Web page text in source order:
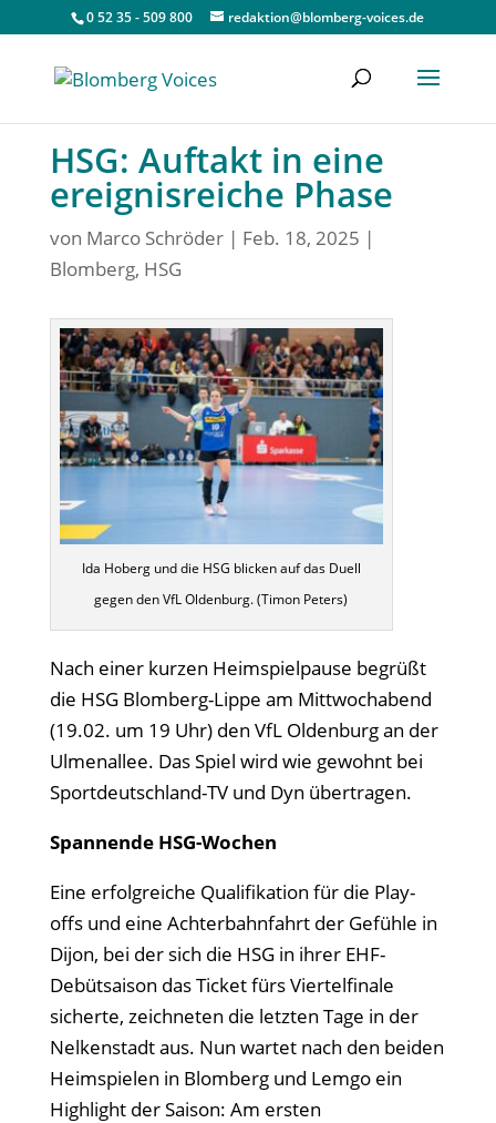
0 52 35 - 509 800 redaktion@blomberg-voices.de
HSG: Auftakt in eine
ereignisreiche Phase
von Marco Schröder| Feb. 18, 2025 |
Blomberg, HSG
Ida Hoberg und die HSG blicken auf das Duell
gegen den VfL Oldenburg. (Timon Peters)
Nach einer kurzen Heimspielpause begrüßt
die HSG Blomberg-Lippe am Mittwochabend
(19.02. um 19 Uhr) den VfL Oldenburg an der
Ulmenallee. Das Spiel wird wie gewohnt bei
Sportdeutschland-TV und Dyn übertragen.
Spannende HSG-Wochen
Eine erfolgreiche Qualifikation für die Play-
offs und eine Achterbahnfahrt der Gefühle in
Dijon, bei der sich die HSG in ihrer EHF-
Debütsaison das Ticket fürs Viertelfinale
sicherte, zeichneten die letzten Tage in der
Nelkenstadt aus. Nun wartet nach den beiden
Heimspielen in Blomberg und Lemgo ein
Highlight der Saison: Am ersten